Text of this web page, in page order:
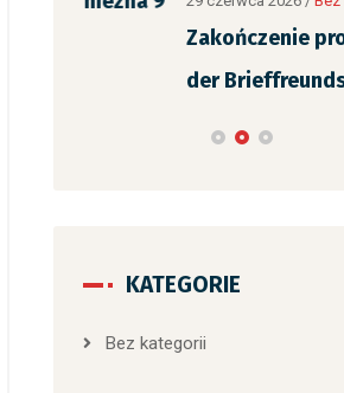
Zakończenie projektu „Im
der Brieffreundschaften“
KATEGORIE
Bez kategorii